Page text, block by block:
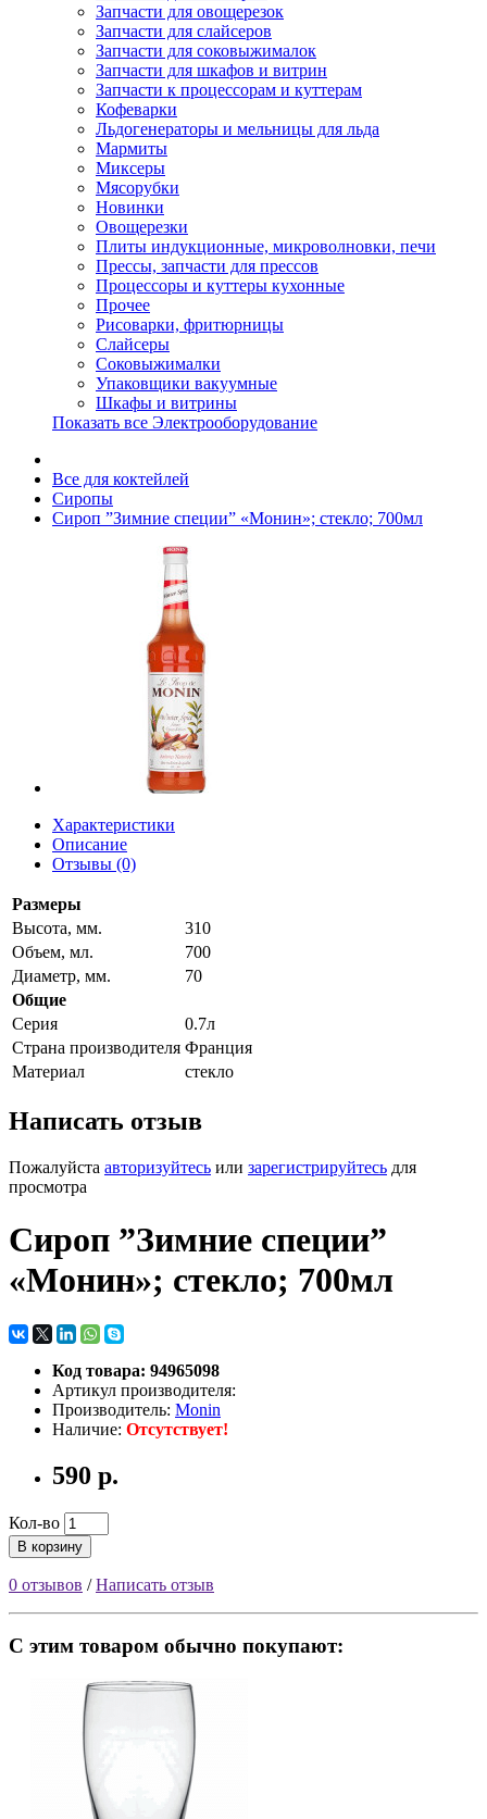
Запчасти для овощерезок
Запчасти для слайсеров
Запчасти для соковыжималок
Запчасти для шкафов и витрин
Запчасти к процессорам и куттерам
Кофеварки
Льдогенераторы и мельницы для льда
Мармиты
Миксеры
Мясорубки
Новинки
Овощерезки
Плиты индукционные, микроволновки, печи
Прессы, запчасти для прессов
Процессоры и куттеры кухонные
Прочее
Рисоварки, фритюрницы
Слайсеры
Соковыжималки
Упаковщики вакуумные
Шкафы и витрины
Показать все Электрооборудование
Все для коктейлей
Сиропы
Сироп ”Зимние специи” «Монин»; стекло; 700мл
Характеристики
Описание
Отзывы (0)
Размеры
Высота, мм.
310
Объем, мл.
700
Диаметр, мм.
70
Общие
Серия
0.7л
Страна производителя Франция
Материал
стекло
Написать отзыв
Пожалуйста авторизуйтесь или зарегистрируйтесь для
просмотра
Сироп ”Зимние специи”
«Монин»; стекло; 700мл
Код товара: 94965098
Артикул производителя:
Производитель: Monin
Наличие: Отсутствует!
590 р.
Кол-во
В корзину
0 отзывов /Написать отзыв
С этим товаром обычно покупают: